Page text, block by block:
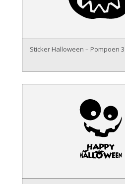
Sticker Halloween – Pompoen 3